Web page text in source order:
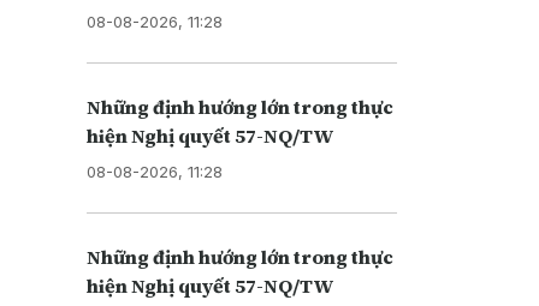
08-08-2026, 11:28
Những định hướng lớn trong thực
hiện Nghị quyết 57-NQ/TW
08-08-2026, 11:28
Những định hướng lớn trong thực
hiện Nghị quyết 57-NQ/TW